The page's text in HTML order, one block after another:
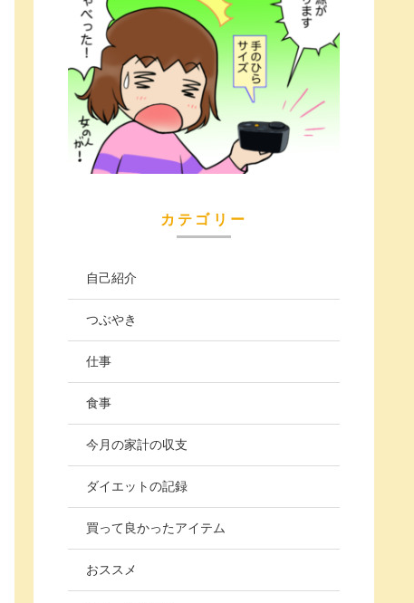
カテゴリー
自己紹介
つぶやき
仕事
食事
今月の家計の収支
ダイエットの記録
買って良かったアイテム
おススメ